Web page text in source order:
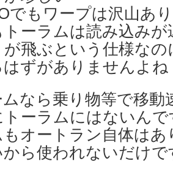
でもワープは沢山あ
トーラムは読み込み
飛ぶという仕様な
ずがありませんよね
なら乗り物等で移動
トーラムにはないんで
もオートラン自体は
ら使われないだけで